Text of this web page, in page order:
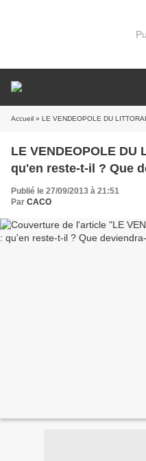
Accueil » LE VENDEOPOLE DU LITTORAL
LE VENDEOPOLE DU
qu'en reste-t-il ? Que
Publié le 27/09/2013 à 21:51
Par CACO